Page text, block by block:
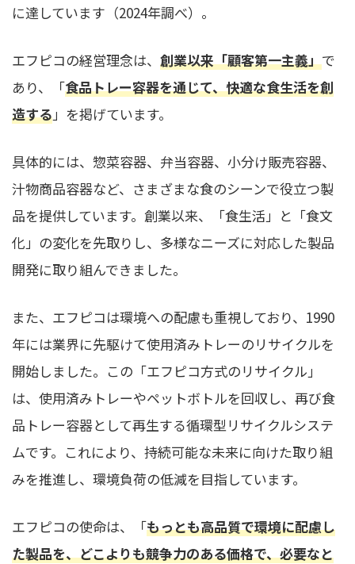
に達しています（2024年調べ）。
エフピコの経営理念は、 創業以来「顧客第一主義」で
あり、「食品トレー容器を通じて、快適な食生活を創
造する」を掲げています。
具体的には、惣菜容器、弁当容器、小分け販売容器、
汁物商品容器など、さまざまな食のシーンで役立つ製
品を提供しています。創業以来、「食生活」と「食文
化」の変化を先取りし、多様なニーズに対応した製品
開発に取り組んできました。
また、エフピコは環境への配慮も重視しており、1990
年には業界に先駆けて使用済みトレーのリサイクルを
開始しました。この「エフピコ方式のリサイクル」
は、使用済みトレーやペットボトルを回収し、再び食
品トレー容器として再生する循環型リサイクルシステ
ムです。これにより、持続可能な未来に向けた取り組
みを推進し、環境負荷の低減を目指しています。
エフピコの使命は、「もっとも高品質で環境に配慮し
た製品を、どこよりも競争力のある価格で、必要なと